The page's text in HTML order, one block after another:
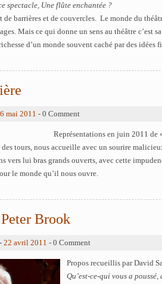
spectacle, Une flûte enchantée ?
de barrières et de couvercles. Le monde du
Mais ce qui donne un sens au théâtre c’est
d’un monde souvent caché par des idées
6 mai 2011 - 0 Comment
Représentations en juin 2011 de
tours, nous accueille avec un sourire
vers lui bras grands ouverts, avec cette
le monde qu’il nous ouvre.
Brook
- 22 avril 2011 - 0 Comment
Propos recueillis par David
Qu’est-ce-qui vous a